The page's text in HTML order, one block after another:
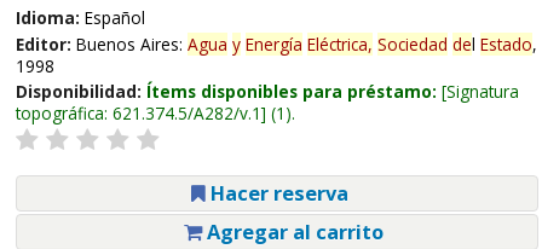
Idioma: Español
Editor: Buenos Aires: Agua y Energía Eléctrica, Sociedad del Estado,
1998
Disponibilidad: Ítems disponibles para préstamo: Signatura
topográfica: 621.374.5/A282/v.1 (1).
Hacer reserva
Agregar al carrito